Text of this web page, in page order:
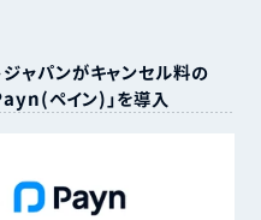
ャパンがキャンセル料の
（ペイン）」を導入